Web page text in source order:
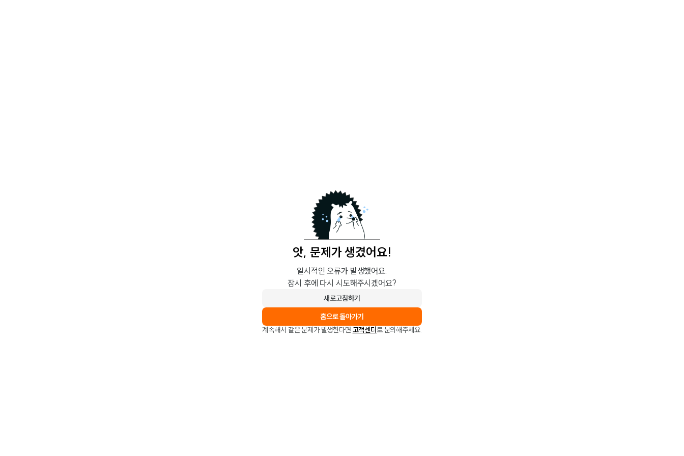
앗, 문제가 생겼어요!
일시적인 오류가 발생했어요.
잠시 후에 다시 시도해주시겠어요?
새로고침하기
홈으로 돌아가기
계속해서 같은 문제가 발생한다면 고객센터로 문의해주세요.